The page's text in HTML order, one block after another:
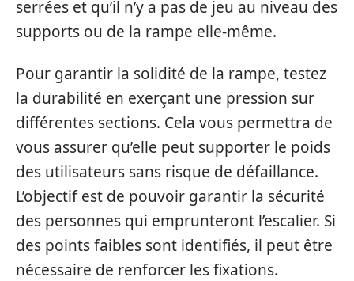
serrées et qu’il n’y a pas de jeu au niveau des
supports ou de la rampe elle-même.
Pour garantir la solidité de la rampe, testez
la durabilité en exerçant une pression sur
différentes sections. Cela vous permettra de
vous assurer qu’elle peut supporter le poids
des utilisateurs sans risque de défaillance.
L’objectif est de pouvoir garantir la sécurité
des personnes qui emprunteront l’escalier. Si
des points faibles sont identifiés, il peut être
nécessaire de renforcer les fixations.